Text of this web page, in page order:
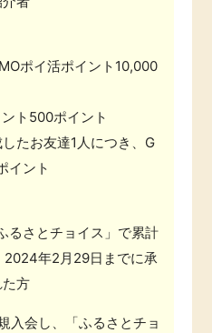
ポイ活ポイント10,000
ト500ポイント
たお友達1人につき、G
イント
るさとチョイス」で累計
2024年2月29日までに承
方
入会し、「ふるさとチョ